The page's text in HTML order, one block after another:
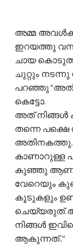
അമ്മ അവൾക്
ഇറയത്തു
ചായ
ചുറ്റും നടന്നു
പറഞ്ഞു
കെട്ടോ.
അത്
തന്നെ
കാണാറുള്ള
കുഞ്ഞു ആണ് ആ
വേറെയും
കൂടുകളും
ചെയ്യരുത്.
നിങ്ങൾ
ആകുന്നത്.."